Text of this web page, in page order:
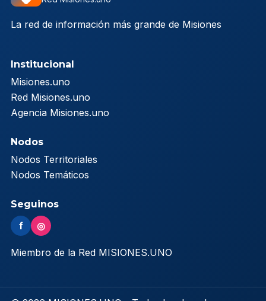
La red de información más grande de Misiones
Institucional
Misiones.uno
Red Misiones.uno
Agencia Misiones.uno
Nodos
Nodos Territoriales
Nodos Temáticos
Seguinos
f ◎
Miembro de la Red MISIONES.UNO